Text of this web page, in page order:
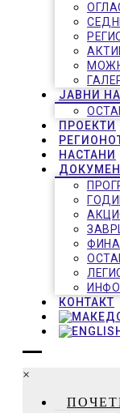
ЈАВНИ
ПРОЕКТИ
НАСТАНИ
КОНТАКТ
×